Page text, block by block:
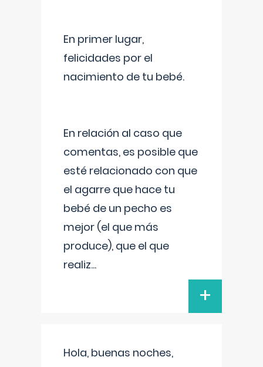
En primer lugar,
felicidades por el
nacimiento de tu bebé.
En relación al caso que
comentas, es posible que
esté relacionado con que
el agarre que hace tu
bebé de un pecho es
mejor (el que más
produce), que el que
realiz...
+
Hola, buenas noches,